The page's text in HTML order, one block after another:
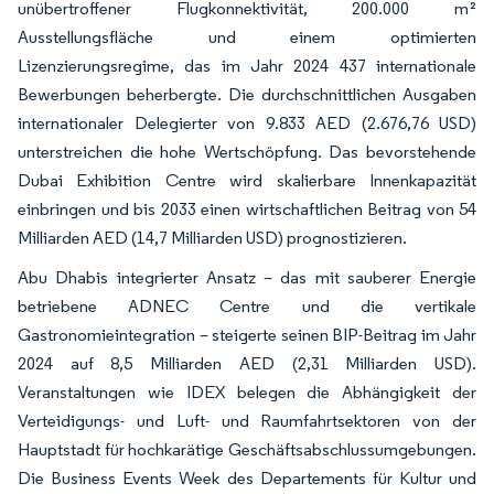
unübertroffener Flugkonnektivität, 200.000 m²
Ausstellungsfläche und einem optimierten
Lizenzierungsregime, das im Jahr 2024 437 internationale
Bewerbungen beherbergte. Die durchschnittlichen Ausgaben
internationaler Delegierter von 9.833 AED (2.676,76 USD)
unterstreichen die hohe Wertschöpfung. Das bevorstehende
Dubai Exhibition Centre wird skalierbare Innenkapazität
einbringen und bis 2033 einen wirtschaftlichen Beitrag von 54
Milliarden AED (14,7 Milliarden USD) prognostizieren.
Abu Dhabis integrierter Ansatz – das mit sauberer Energie
betriebene ADNEC Centre und die vertikale
Gastronomieintegration – steigerte seinen BIP-Beitrag im Jahr
2024 auf 8,5 Milliarden AED (2,31 Milliarden USD).
Veranstaltungen wie IDEX belegen die Abhängigkeit der
Verteidigungs- und Luft- und Raumfahrtsektoren von der
Hauptstadt für hochkarätige Geschäftsabschlussumgebungen.
Die Business Events Week des Departements für Kultur und